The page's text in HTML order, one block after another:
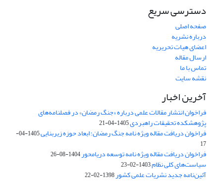
دسترسی سریع
صفحه اصلی
درباره نشریه
اعضای هیات تحریریه
ارسال مقاله
تماس با ما
نقشه سایت
آخرین اخبار
فراخوان انتشار مقالات علمی درباره «جنگ رمضان» در فصلنامه‌های
پژوهشکده تحقیقات راهبردی1405-04-21
فراخوان دریافت مقاله ویژه نامه جنگ رمضان؛ ابعاد حوزه زیربنایی
1405-04-
17
فراخوان دریافت مقاله ویژه نامه توسعه دریامحور1404-08-26
سیاست‌های کلی نظام1403-02-23
آئین‌نامه جدید نشریات علمی کشور1398-02-22